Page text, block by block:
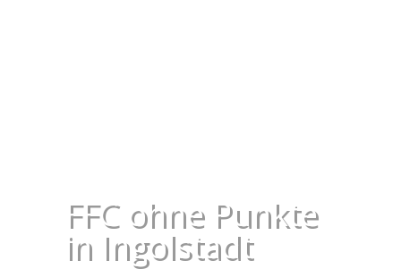
FFC ohne Punkte
in Ingolstadt